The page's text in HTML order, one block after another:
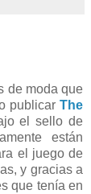
de moda que
publicar The
el sello de
están
el juego de
y gracias a
que tenía en